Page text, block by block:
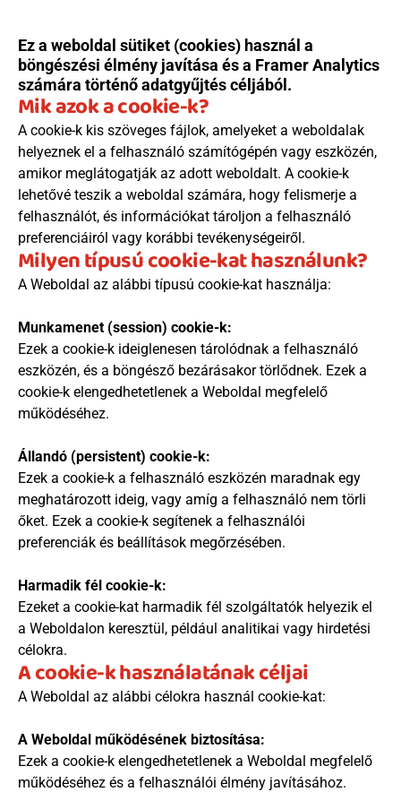
Intézet
Szülőknek
Gyerekeknek
HEIM Akadémia
Karrier
Ez a weboldal sütiket (cookies) használ a
böngészési élmény javítása és a Framer Analytics
számára történő adatgyűjtés céljából.
Mik azok a cookie-k?
A cookie-k kis szöveges fájlok, amelyeket a weboldalak
helyeznek el a felhasználó számítógépén vagy eszközén,
amikor meglátogatják az adott weboldalt. A cookie-k
lehetővé teszik a weboldal számára, hogy felismerje a
felhasználót, és információkat tároljon a felhasználó
preferenciáiról vagy korábbi tevékenységeiről.
Milyen típusú cookie-kat használunk?
A Weboldal az alábbi típusú cookie-kat használja:
Munkamenet (session) cookie-k:
Ezek a cookie-k ideiglenesen tárolódnak a felhasználó
eszközén, és a böngésző bezárásakor törlődnek. Ezek a
cookie-k elengedhetetlenek a Weboldal megfelelő
működéséhez.
Állandó (persistent) cookie-k:
Ezek a cookie-k a felhasználó eszközén maradnak egy
meghatározott ideig, vagy amíg a felhasználó nem törli
őket. Ezek a cookie-k segítenek a felhasználói
preferenciák és beállítások megőrzésében.
Harmadik fél cookie-k:
Ezeket a cookie-kat harmadik fél szolgáltatók helyezik el
a Weboldalon keresztül, például analitikai vagy hirdetési
célokra.
A cookie-k használatának céljai
A Weboldal az alábbi célokra használ cookie-kat:
A Weboldal működésének biztosítása:
Ezek a cookie-k elengedhetetlenek a Weboldal megfelelő
működéséhez és a felhasználói élmény javításához.